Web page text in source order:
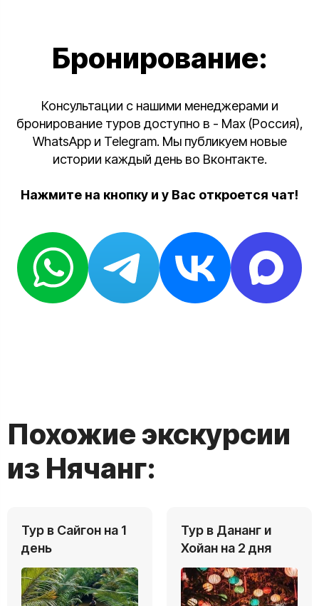
Бронирование:
Консультации с нашими менеджерами и
бронирование туров доступно в - Max (Россия),
WhatsApp и Telegram. Мы публикуем новые
истории каждый день во Вконтакте.
Нажмите на кнопку и у Вас откроется чат!
Похожие экскурсии
из Нячанг:
Тур в Сайгон на 1
день
Тур в Дананг и
Хойан на 2 дня